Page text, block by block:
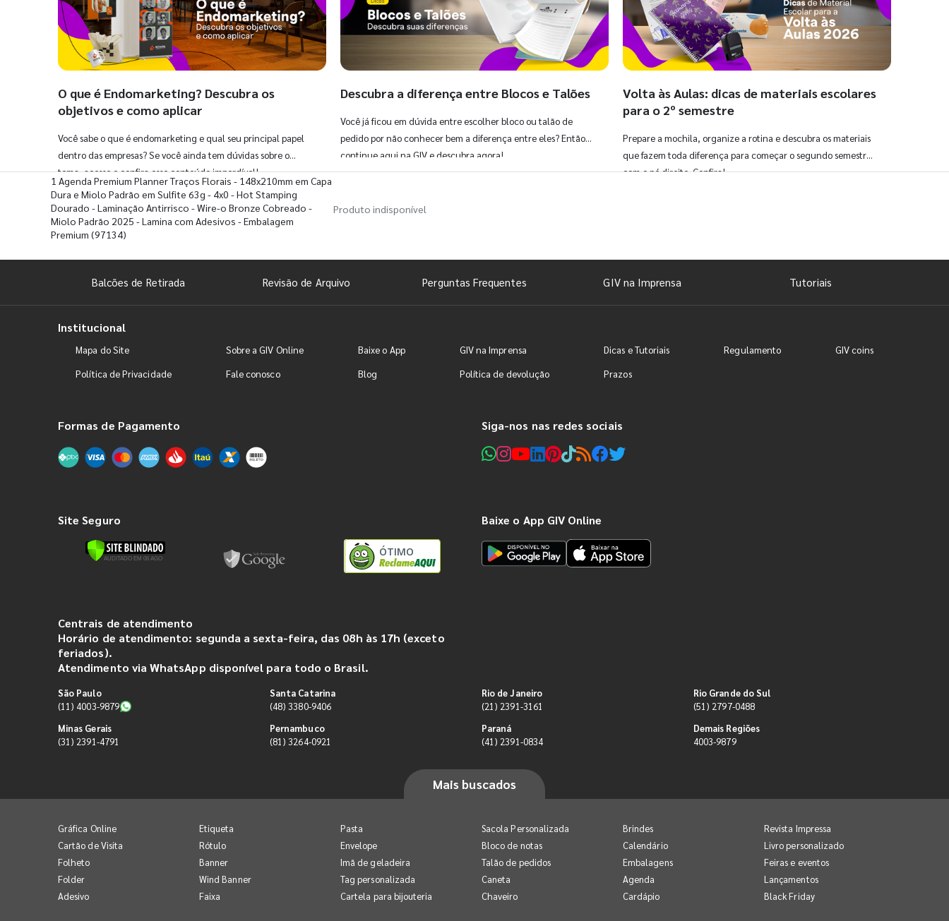
O que é Endomarketing? Descubra os
objetivos e como aplicar
Você sabe o que é endomarketing e qual seu principal papel
dentro das empresas? Se você ainda tem dúvidas sobre o
tema, acesse e confira esse conteúdo imperdível!
Descubra a diferença entre Blocos e Talões
Você já ficou em dúvida entre escolher bloco ou talão de
pedido por não conhecer bem a diferença entre eles? Então,
continue aqui na GIV e descubra agora!
Volta às Aulas: dicas de materiais escolares
para o 2º semestre
Prepare a mochila, organize a rotina e descubra os materiais
que fazem toda diferença para começar o segundo semestre
com o pé direito. Confira!
1 Agenda Premium Planner Traços Florais - 148x210mm em Capa
Dura e Miolo Padrão em Sulfite 63g - 4x0 - Hot Stamping
Dourado - Laminação Antirrisco - Wire-o Bronze Cobreado -
Miolo Padrão 2025 - Lamina com Adesivos - Embalagem
Premium (97134)
Produto indisponível
Balcões de Retirada Revisão de Arquivo Perguntas Frequentes GIV na Imprensa Tutoriais
Institucional
Mapa do Site Sobre a GIV Online Baixe o App GIV na Imprensa Dicas e Tutoriais Regulamento
GIV coins
Política de Privacidade
Fale conosco Blog Política de devolução Prazos
Formas de Pagamento Siga-nos nas redes sociais
Site Seguro
ÓTIMO
Baixe o App GIV Online
Centrais de atendimento
Horário de atendimento: segunda a sexta-feira, das 08h às 17h (exceto
feriados).
Atendimento via WhatsApp disponível para todo o Brasil.
São Paulo
(11) 4003-9879
Minas Gerais
(31) 2391-4791
Santa Catarina
(48) 3380-9406
Pernambuco
(81) 3264-0921
Rio de Janeiro
(21) 2391-3161
Paraná
(41) 2391-0834
Rio Grande do Sul
(51) 2797-0488
Demais Regiões
4003-9879
Mais buscados
Gráfica Online
Cartão de Visita
Folheto
Folder
Adesivo
Etiqueta
Rótulo
Banner
Wind Banner
Faixa
Pasta
Envelope
Imã de geladeira
Tag personalizada
Cartela para bijouteria
Sacola Personalizada
Bloco de notas
Talão de pedidos
Caneta
Chaveiro
Brindes
Calendário
Embalagens
Agenda
Cardápio
Revista Impressa
Livro personalizado
Feiras e eventos
Lançamentos
Black Friday